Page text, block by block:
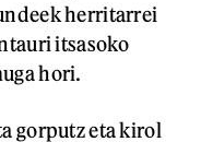
herritarrei
itsasoko
hori.
gorputz eta kirol